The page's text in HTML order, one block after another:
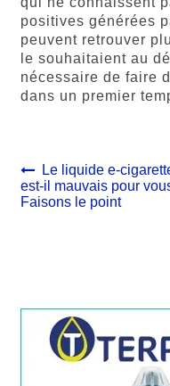
positives générées
peuvent retrouver
le souhaitaient au
nécessaire de faire
dans un premier
Navigation
de
l’article
Article
précédent :
Le liquide e-
est-il mauvais pour
Faisons le point